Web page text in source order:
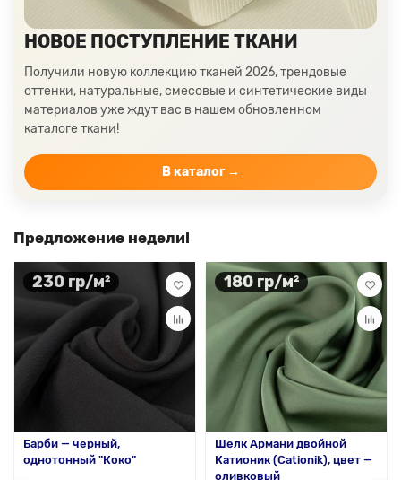
Ткани красного цвета разных оттенков
Ткани кораллового цвета
Ткани цвета какао
Изумрудный цвет ткани
Ткани зеленого цвета
Ткани желтого цвета
Ткани цвета индиго
Цвет ткани бордовый
НОВОЕ ПОСТУПЛЕНИЕ ТКАНИ
Получили новую коллекцию тканей 2026, трендовые
оттенки, натуральные, смесовые и синтетические виды
материалов уже ждут вас в нашем обновленном
каталоге ткани!
В каталог →
Предложение недели!
230 гр/м²
Барби — черный,
однотонный "Коко"
180 гр/м²
Шелк Армани двойной
Катионик (Cationik), цвет —
оливковый